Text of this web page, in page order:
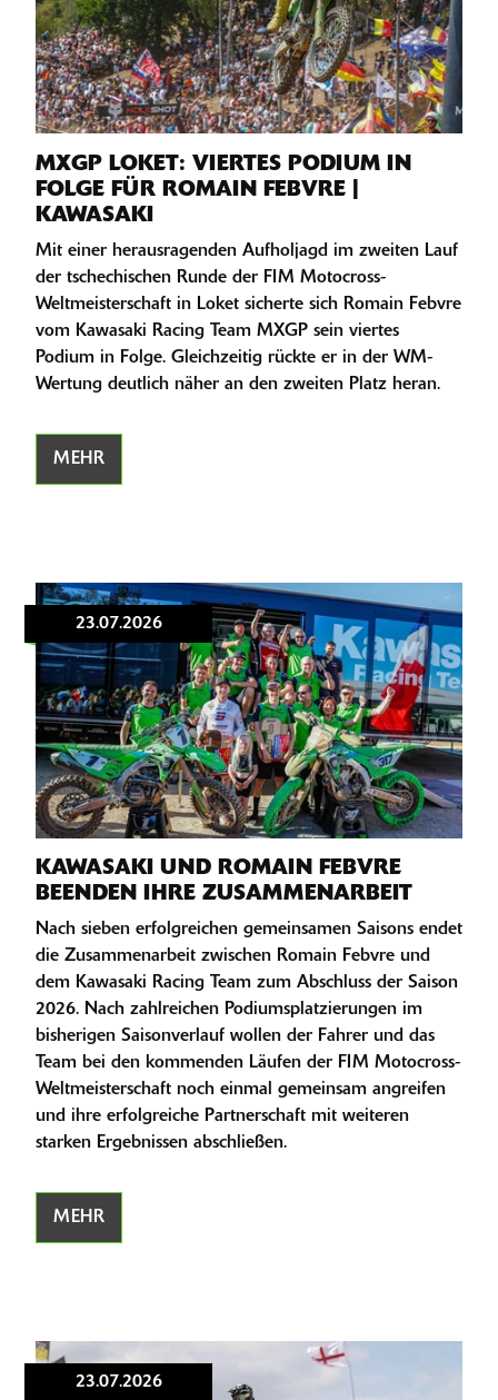
MXGP LOKET: VIERTES PODIUM IN
FOLGE FÜR ROMAIN FEBVRE |
KAWASAKI
Mit einer herausragenden Aufholjagd im zweiten Lauf
der tschechischen Runde der FIM Motocross-
Weltmeisterschaft in Loket sicherte sich Romain Febvre
vom Kawasaki Racing Team MXGP sein viertes
Podium in Folge. Gleichzeitig rückte er in der WM-
Wertung deutlich näher an den zweiten Platz heran.
MEHR
23.07.2026
KAWASAKI UND ROMAIN FEBVRE
BEENDEN IHRE ZUSAMMENARBEIT
Nach sieben erfolgreichen gemeinsamen Saisons endet
die Zusammenarbeit zwischen Romain Febvre und
dem Kawasaki Racing Team zum Abschluss der Saison
2026. Nach zahlreichen Podiumsplatzierungen im
bisherigen Saisonverlauf wollen der Fahrer und das
Team bei den kommenden Läufen der FIM Motocross-
Weltmeisterschaft noch einmal gemeinsam angreifen
und ihre erfolgreiche Partnerschaft mit weiteren
starken Ergebnissen abschließen.
MEHR
23.07.2026